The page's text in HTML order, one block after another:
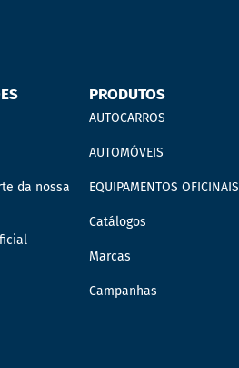
da nossa
PRODUTOS
AUTOCARROS
AUTOMÓVEIS
EQUIPAMENTOS OFICINAIS
Catálogos
Marcas
Campanhas